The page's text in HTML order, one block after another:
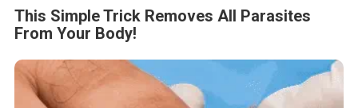
This Simple Trick Removes All Parasites
From Your Body!